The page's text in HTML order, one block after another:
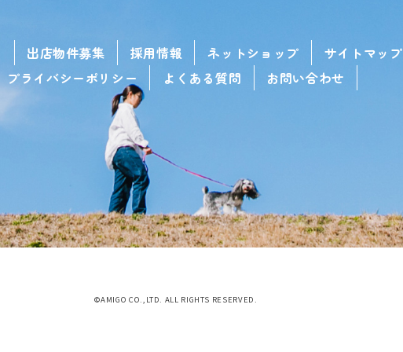
出店物件募集 採用情報 ネットショップ
サイトマップ
プライバシーポリシー
よくある質問 お問い合わせ
©AMIGO CO.,LTD. ALL RIGHTS RESERVED.